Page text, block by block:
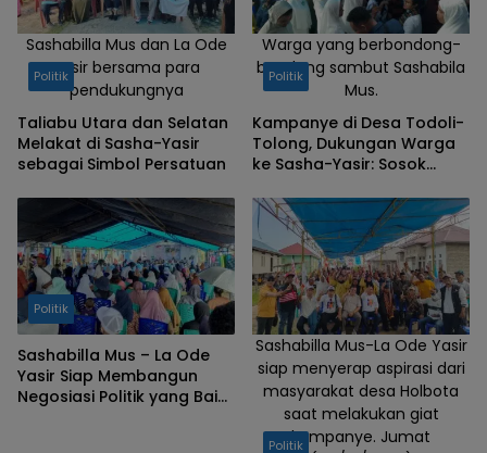
Sashabilla Mus dan La Ode
Yasir bersama para
pendukungnya
Politik
Taliabu Utara dan Selatan
Melakat di Sasha-Yasir
sebagai Simbol Persatuan
Warga yang berbondong-
bondong sambut Sashabila
Mus.
Politik
Kampanye di Desa Todoli-
Tolong, Dukungan Warga
ke Sasha-Yasir: Sosok
Taliabu
Politik
Sashabilla Mus – La Ode
Yasir Siap Membangun
Negosiasi Politik yang Baik
Sashabilla Mus-La Ode Yasir
siap menyerap aspirasi dari
masyarakat desa Holbota
saat melakukan giat
kampanye. Jumat
Politik